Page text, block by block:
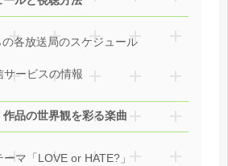
各放送局のスケジュール
サービスの情報
品の世界観を彩る楽曲
マ「LOVE or HATE?」